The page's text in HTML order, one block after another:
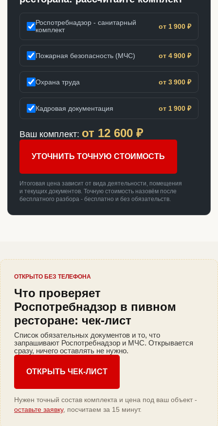
Роспотребнадзор - санитарный
комплект
от 1 900 ₽
Пожарная безопасность (МЧС) от 4 900 ₽
Охрана труда от 3 900 ₽
Кадровая документация от 1 900 ₽
Ваш комплект: от 12 600 ₽
УТОЧНИТЬ ТОЧНУЮ СТОИМОСТЬ
Итоговая цена зависит от вида деятельности, помещения
и текущих документов. Точную стоимость назовём после
бесплатного разбора - бесплатно и без обязательств.
ОТКРЫТО БЕЗ ТЕЛЕФОНА
Что проверяет
Роспотребнадзор в пивном
ресторане: чек-лист
Список обязательных документов и то, что
запрашивают Роспотребнадзор и МЧС. Открывается
сразу, ничего оставлять не нужно.
ОТКРЫТЬ ЧЕК-ЛИСТ
Нужен точный состав комплекта и цена под ваш объект -
оставьте заявку, посчитаем за 15 минут.